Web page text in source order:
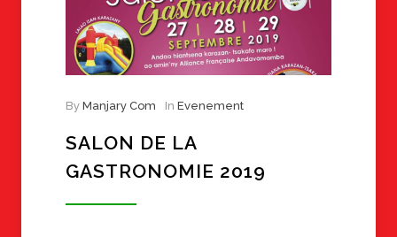
By Manjary Com In Evenement
SALON DE LA
GASTRONOMIE 2019